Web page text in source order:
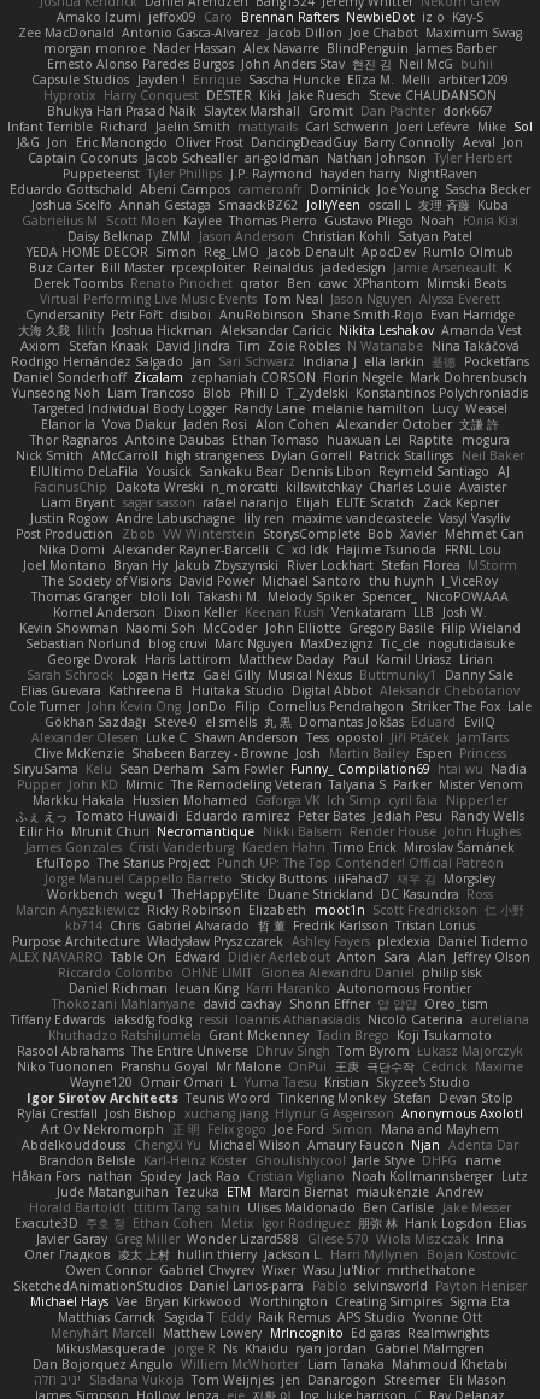
Amako Izumi jeffox09 Caro Brennan Rafters NewbieDot iz o Kay-S
Zee MacDonald Antonio Gasca-Alvarez Jacob Dillon Joe Chabot Maximum Swag
morgan monroe Nader Hassan Alex Navarre BlindPenguin James Barber
Ernesto Alonso Paredes Burgos John Anders Stav 현진 김 Neil McG buhii
Capsule Studios Jayden ! Enrique Sascha Huncke Elīza M. Melli arbiter1209
Hyprotix Harry Conquest DESTER Kiki Jake Ruesch
Steve CHAUDANSON
Bhukya Hari Prasad Naik Slaytex Marshall Gromit Dan Pachter dork667
Infant Terrible Richard Jaelin Smith mattyrails Carl Schwerin Joeri Lefévre Mike Sol
J&G Jon Eric Manongdo Oliver Frost DancingDeadGuy Barry Connolly Aeval Jon
Captain Coconuts Jacob Schealler ari-goldman Nathan Johnson Tyler Herbert
Puppeteerist Tyler Phillips J.P. Raymond hayden harry NightRaven
Eduardo Gottschald Abeni Campos cameronfr Dominick Joe Young Sascha Becker
Joshua Scelfo Annah Gestaga SmaackBZ62 JollyYeen oscall L 友理 斉藤 Kuba
Gabrielius M
Scott Moen Kaylee Thomas Pierro Gustavo Pliego Noah
Юлія Кізі
Daisy Belknap ZMM Jason Anderson Christian Kohli Satyan Patel
YEDA HOME DECOR Simon Reg_LMO Jacob Denault ApocDev Rumlo Olmub
Buz Carter Bill Master rpcexploiter Reinaldus jadedesign Jamie Arseneault K
Derek Toombs Renato Pinochet qrator Ben cawc XPhantom Mimski Beats
Virtual Performing Live Music Events Tom Neal Jason Nguyen Alyssa Everett
Cyndersanity Petr Fořt disiboi AnuRobinson Shane Smith-Rojo Evan Harridge
大海 久我 lilith Joshua Hickman Aleksandar Caricic Nikita Leshakov Amanda Vest
Axiom
Stefan Knaak David Jindra Tim Zoie Robles N Watanabe Nina Takáčová
Rodrigo Hernández Salgado
Jan Sari Schwarz Indiana J ella larkin 基德 Pocketfans
Daniel Sonderhoff Zicalam zephaniah CORSON Florin Negele Mark Dohrenbusch
Yunseong Noh Liam Trancoso Blob Phill D T_Zydelski Konstantinos Polychroniadis
Targeted Individual Body Logger Randy Lane melanie hamilton Lucy Weasel
Elanor la Vova Diakur Jaden Rosi Alon Cohen Alexander October 文謙 許
Thor Ragnaros Antoine Daubas Ethan Tomaso huaxuan Lei Raptite mogura
Nick Smith AMcCarroll high strangeness Dylan Gorrell Patrick Stallings Neil Baker
ElUltimo DeLaFila Yousick Sankaku Bear Dennis Libon Reymeld Santiago AJ
FacinusChip
Dakota Wreski n_morcatti killswitchkay Charles Louie Avaister
Liam Bryant sagar sasson rafael naranjo Elijah ELITE Scratch
Zack Kepner
Justin Rogow Andre Labuschagne lily ren maxime vandecasteele Vasyl Vasyliv
Post Production
Zbob VW Winterstein StorysComplete Bob Xavier Mehmet Can
Nika Domi Alexander Rayner-Barcelli C xd Idk Hajime Tsunoda
FRNL Lou
Joel Montano Bryan Hy Jakub Zbyszynski River Lockhart Stefan Florea MStorm
The Society of Visions David Power Michael Santoro thu huynh I_ViceRoy
Thomas Granger bloli loli Takashi M. Melody Spiker Spencer_
NicoPOWAAA
Kornel Anderson
Dixon Keller Keenan Rush Venkataram LLB
Josh W.
Kevin Showman Naomi Soh McCoder John Elliotte Gregory Basile Filip Wieland
Sebastian Norlund
blog cruvi Marc Nguyen MaxDezignz Tic_cle nogutidaisuke
George Dvorak Haris Lattirom Matthew Daday Paul Kamil Uriasz Lirian
Sarah Schrock
Logan Hertz Gaël Gilly Musical Nexus Buttmunky1
Danny Sale
Elias Guevara Kathreena B Huitaka Studio Digital Abbot Aleksandr Chebotariov
Cole Turner John Kevin Ong JonDo Filip Cornellus Pendrahgon Striker The Fox Lale
Gökhan Sazdağı
Steve-0 el smells 丸 黒 Domantas Jokšas Eduard
EvilQ
Alexander Olesen Luke C Shawn Anderson Tess opostol Jiří Ptáček JamTarts
Clive McKenzie Shabeen Barzey - Browne Josh Martin Bailey Espen Princess
SiryuSama Kelu Sean Derham Sam Fowler Funny_ Compilation69 htai wu Nadia
Pupper John KD Mimic The Remodeling Veteran Talyana S Parker Mister Venom
Markku Hakala
Hussien Mohamed Gaforga VK Ich Simp cyril faia
Nipper1er
ふぇ えっ Tomato Huwaidi Eduardo ramirez Peter Bates Jediah Pesu
Randy Wells
Eilir Ho Mrunit Churi Necromantique Nikki Balsem Render House John Hughes
James Gonzales Cristi Vanderburg Kaeden Hahn Timo Erick Miroslav Šamánek
EfulTopo The Starius Project Punch UP: The Top Contender! Official Patreon
Jorge Manuel Cappello Barreto Sticky Buttons iiiFahad7 재우 김 Morgsley
Workbench wegu1 TheHappyElite Duane Strickland DC Kasundra Ross
Marcin Anyszkiewicz Ricky Robinson Elizabeth moot1n Scott Fredrickson 仁 小野
kb714 Chris Gabriel Alvarado 哲 董 Fredrik Karlsson Tristan Lorius
Purpose Architecture Władysław Pryszczarek Ashley Fayers plexlexia Daniel Tidemo
ALEX NAVARRO Table On Edward Didier Aerlebout Anton Sara Alan Jeffrey Olson
Riccardo Colombo OHNE LIMIT Gionea Alexandru Daniel philip sisk
Daniel Richman Ieuan King Karri Haranko Autonomous Frontier
Thokozani Mahlanyane david cachay Shonn Effner 얍 얍얍 Oreo_tism
Tiffany Edwards iaksdfg fodkg ressii Ioannis Athanasiadis Nicolò Caterina aureliana
Khuthadzo Ratshilumela Grant Mckenney Tadin Brego Koji Tsukamoto
Rasool Abrahams The Entire Universe Dhruv Singh Tom Byrom Łukasz Majorczyk
Niko Tuononen Pranshu Goyal Mr Malone OnPui 王庚 극단수작 Cédrick Maxime
Wayne120 Omair Omari L Yuma Taesu Kristian Skyzee's Studio
Igor Sirotov Architects Teunis Woord Tinkering Monkey Stefan Devan Stolp
Rylai Crestfall Josh Bishop xuchang jiang Hlynur G Asgeirsson Anonymous Axolotl
Art Ov Nekromorph
正 明 Felix gogo Joe Ford Simon
Mana and Mayhem
Abdelkouddouss ChengXi Yu Michael Wilson Amaury Faucon Njan Adenta Dar
Brandon Belisle Karl-Heinz Köster Ghoulishlycool Jarle Styve DHFG
name
Håkan Fors nathan Spidey Jack Rao Cristian Vigliano Noah Kollmannsberger Lutz
Jude Matanguihan Tezuka ETM Marcin Biernat miaukenzie Andrew
Horald Bartoldt ttitim Tang sahin Ulises Maldonado Ben Carlisle Jake Messer
Exacute3D 주호 정 Ethan Cohen Metix Igor Rodriguez 朋弥 林 Hank Logsdon Elias
Javier Garay Greg Miller Wonder Lizard588 Gliese 570 Wiola Miszczak Irina
Олег Гладков 凌太 上村 hullin thierry Jackson L. Harri Myllynen
Bojan Kostovic
Owen Connor Gabriel Chvyrev Wixer Wasu Ju'Nior mrthethatone
SketchedAnimationStudios Daniel Larios-parra Pablo selvinsworld Payton Heniser
Michael Hays Vae Bryan Kirkwood Worthington Creating Simpires Sigma Eta
Matthias Carrick Sagida T Eddy Raik Remus APS Studio Yvonne Ott
Menyhárt Marcell Matthew Lowery MrIncognito Ed garas Realmwrights
MikusMasquerade jorge R Ns Khaidu ryan jordan
Gabriel Malmgren
Dan Bojorquez Angulo Williem McWhorter Liam Tanaka Mahmoud Khetabi
יניב חלה
Sladana Vukoja Tom Weijnjes jen Danarogon Streemer Eli Mason
James Simpson Hollow_Jenza eje 지환 이 log luke harrison C Ray Delapaz